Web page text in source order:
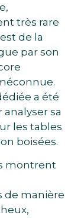
très rare
de la
par son
a été
sa
les tables
boisées.
montrent
de manière